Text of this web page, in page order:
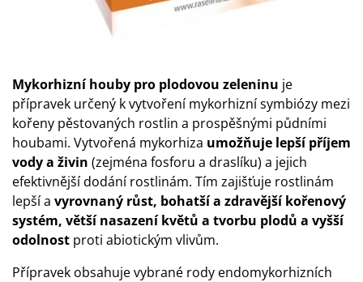
Mykorhizní houby pro plodovou zeleninu je
přípravek určený k vytvoření mykorhizní symbiózy mezi
kořeny pěstovaných rostlin a prospěšnými půdními
houbami. Vytvořená mykorhiza umožňuje lepší příjem
vody a živin (zejména fosforu a draslíku) a jejich
efektivnější dodání rostlinám. Tím zajišťuje rostlinám
lepší a vyrovnaný růst, bohatší a zdravější kořenový
systém, větší nasazení květů a tvorbu plodů a vyšší
odolnost proti abiotickým vlivům.
Přípravek obsahuje vybrané rody endomykorhizních